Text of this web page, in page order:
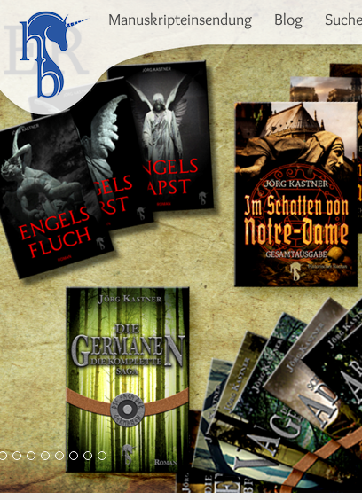
Manuskripteinsendung Blog Suche